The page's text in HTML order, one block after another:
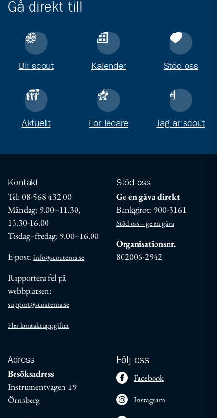
Gå direkt till
Bli scout Kalender Stöd oss
Aktuellt För ledare Jag är scout
Kontakt
Tel: 08-568 432 00
Måndag: 9.00–11.30,
13.30-16.00
Tisdag–fredag: 9.00–16.00
E-post: info@scouterna.se
Rapportera fel på
webbplatsen:
support@scouterna.se
Fler kontaktuppgifter
Stöd oss
Ge en gåva direkt
Bankgirot: 900-3161
Stöd oss – ge en gåva
Organisationsnr.
802006-2942
Adress
Besöksadress
Instrumentvägen 19
Örnsberg
Följ oss
Facebook
Instagram